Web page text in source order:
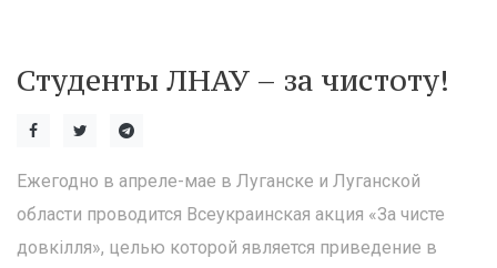
Студенты ЛНАУ – за чистоту!
Ежегодно в апреле-мае в Луганске и Луганской
области проводится Всеукраинская акция «За чисте
довкілля», целью которой является приведение в